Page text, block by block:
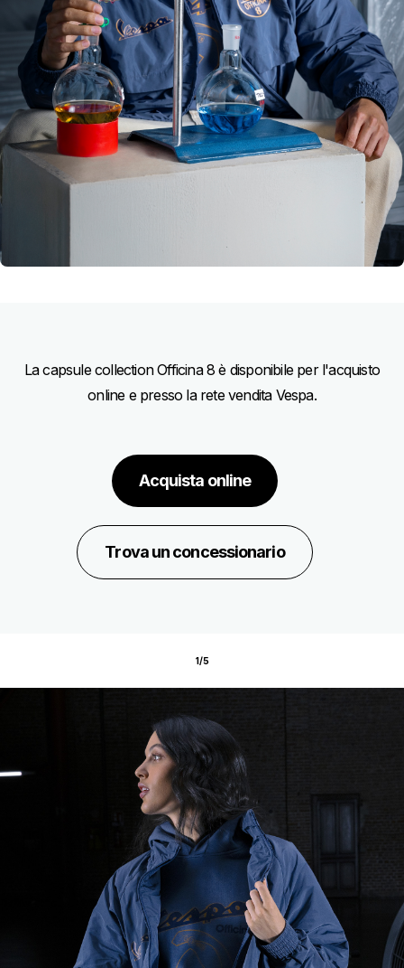
La capsule collection Officina 8 è disponibile per l'acquisto
online e presso la rete vendita Vespa.
Acquista online
Trova un concessionario
1/5